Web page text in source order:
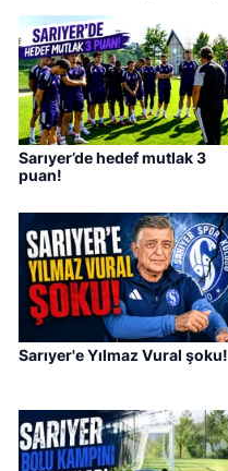
Sarıyer’de hedef mutlak 3
puan!
Sarıyer'e Yılmaz Vural şoku!